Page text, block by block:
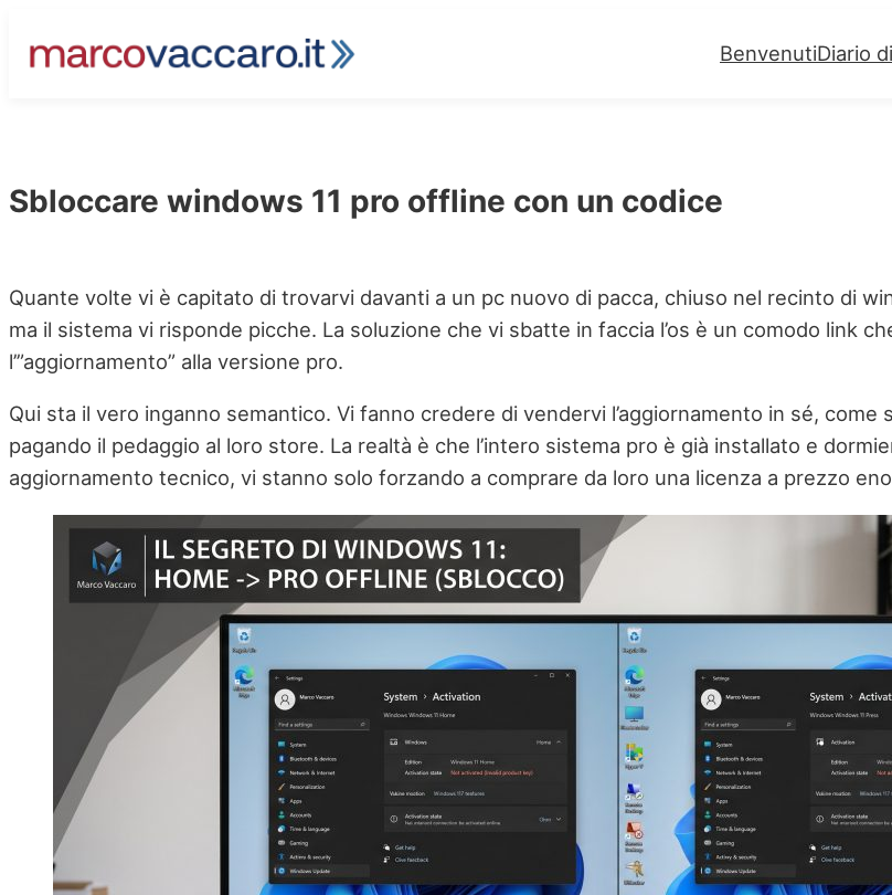
BenvenutiDiario
Sbloccare windows 11 pro offline con un codice
Quante volte vi è capitato di trovarvi davanti a un pc nuovo di pacca, chiuso nel recinto di
ma il sistema vi risponde picche. La soluzione che vi sbatte in faccia l’os è un comodo link
l’”aggiornamento” alla versione pro.
Qui sta il vero inganno semantico. Vi fanno credere di vendervi l’aggiornamento in sé,
pagando il pedaggio al loro store. La realtà è che l’intero sistema pro è già installato e
aggiornamento tecnico, vi stanno solo forzando a comprare da loro una licenza a prezzo